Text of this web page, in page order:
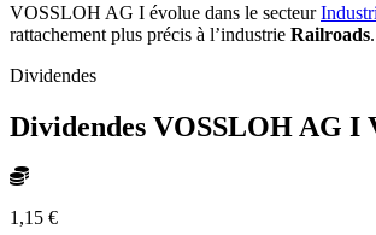
VOSSLOH AG I évolue dans le secteur
rattachement plus précis à l’industrie Railroads.
Dividendes
Dividendes VOSSLOH AG I
1,15 €